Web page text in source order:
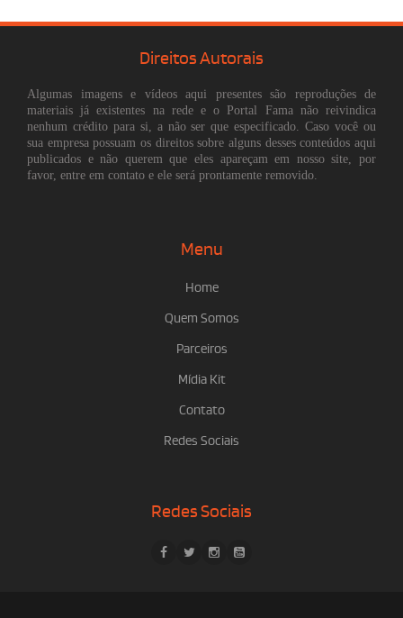
Direitos Autorais
Algumas imagens e vídeos aqui presentes são reproduções de
materiais já existentes na rede e o Portal Fama não reivindica
nenhum crédito para si, a não ser que especificado. Caso você ou
sua empresa possuam os direitos sobre alguns desses conteúdos aqui
publicados e não querem que eles apareçam em nosso site, por
favor, entre em contato e ele será prontamente removido.
Menu
Home
Quem Somos
Parceiros
Mídia Kit
Contato
Redes Sociais
Redes Sociais